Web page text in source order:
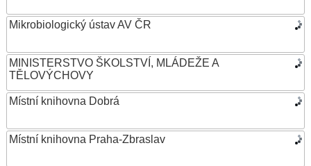
Mikrobiologický ústav AV ČR
MINISTERSTVO ŠKOLSTVÍ, MLÁDEŽE A
TĚLOVÝCHOVY
Místní knihovna Dobrá
Místní knihovna Praha-Zbraslav